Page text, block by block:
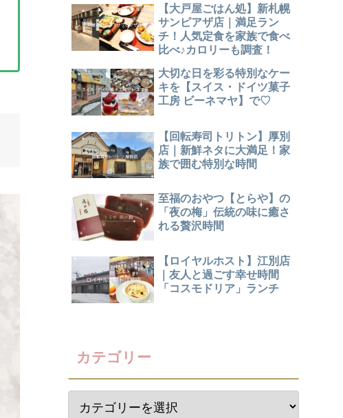
【大戸屋ごはん処】新札幌
サンピアザ店｜満足ラン
チ！人気定食を家族で食べ
比べ♪カロリーも調査！
大切な日を彩る特別なケー
キを【スイス・ドイツ菓子
工房 ビーネマヤ】で♡
【回転寿司トリトン】厚別
店｜新鮮ネタに大満足！家
族で囲む特別な時間
至福のおやつ【とらや】の
「夜の梅」伝統の味に癒さ
れる贅沢時間
【ロイヤルホスト】江別店
｜友人と過ごす幸せ時間
「コスモドリア」ランチ
カテゴリー